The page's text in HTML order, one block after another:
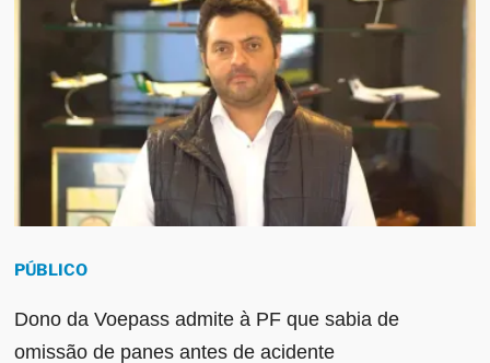
PÚBLICO
Dono da Voepass admite à PF que sabia de
omissão de panes antes de acidente